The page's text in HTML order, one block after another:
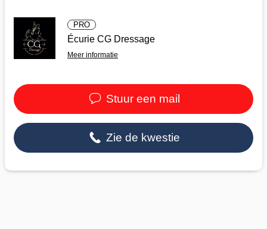
PRO
Écurie CG Dressage
Meer informatie
Stuur een mail
Zie de kwestie